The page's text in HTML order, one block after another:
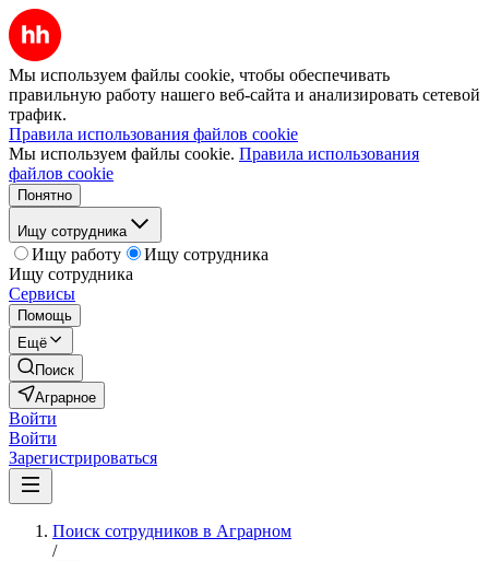
Мы используем файлы cookie, чтобы обеспечивать
правильную работу нашего веб-сайта и анализировать сетевой
трафик.
Правила использования файлов cookie
Мы используем файлы cookie. Правила использования
файлов cookie
Понятно
Ищу сотрудника
Ищу работу
Ищу сотрудника
Ищу сотрудника
Сервисы
Помощь
Ещё
Поиск
Аграрное
Войти
Войти
Зарегистрироваться
Поиск сотрудников в Аграрном
/